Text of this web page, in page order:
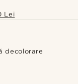
Lei
decolorare